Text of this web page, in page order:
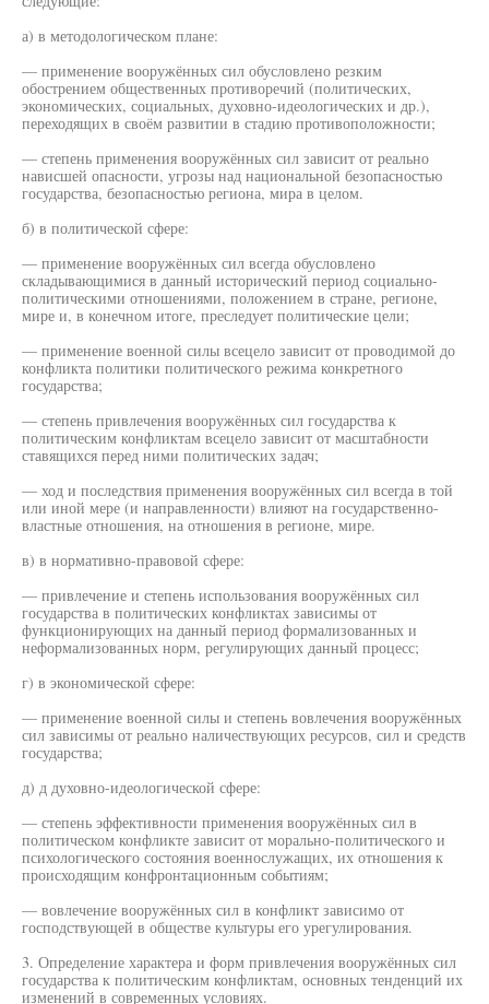
а) в методологическом плане:
— применение вооружённых сил обусловлено резким
обострением общественных противоречий (политических,
экономических, социальных, духовно-идеологических и др.),
переходящих в своём развитии в стадию противоположности;
— степень применения вооружённых сил зависит от реально
нависшей опасности, угрозы над национальной безопасностью
государства, безопасностью региона, мира в целом.
б) в политической сфере:
— применение вооружённых сил всегда обусловлено
складывающимися в данный исторический период социально-
политическими отношениями, положением в стране, регионе,
мире и, в конечном итоге, преследует политические цели;
— применение военной силы всецело зависит от проводимой до
конфликта политики политического режима конкретного
государства;
— степень привлечения вооружённых сил государства к
политическим конфликтам всецело зависит от масштабности
ставящихся перед ними политических задач;
— ход и последствия применения вооружённых сил всегда в той
или иной мере (и направленности) влияют на государственно-
властные отношения, на отношения в регионе, мире.
в) в нормативно-правовой сфере:
— привлечение и степень использования вооружённых сил
государства в политических конфликтах зависимы от
функционирующих на данный период формализованных и
неформализованных норм, регулирующих данный процесс;
г) в экономической сфере:
— применение военной силы и степень вовлечения вооружённых
сил зависимы от реально наличествующих ресурсов, сил и средств
государства;
д) д духовно-идеологической сфере:
— степень эффективности применения вооружённых сил в
политическом конфликте зависит от морально-политического и
психологического состояния военнослужащих, их отношения к
происходящим конфронтационным событиям;
— вовлечение вооружённых сил в конфликт зависимо от
господствующей в обществе культуры его урегулирования.
3. Определение характера и форм привлечения вооружённых сил
государства к политическим конфликтам, основных тенденций их
изменений в современных условиях.